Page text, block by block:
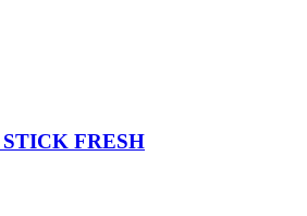
FRESH